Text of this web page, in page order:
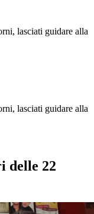
lasciati guidare alla
lasciati guidare alla
delle 22